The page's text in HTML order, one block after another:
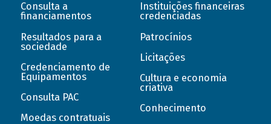
Consulta a
financiamentos
Resultados para a
sociedade
Credenciamento de
Equipamentos
Consulta PAC
Moedas contratuais
Instituições financeiras
credenciadas
Patrocínios
Licitações
Cultura e economia
criativa
Conhecimento